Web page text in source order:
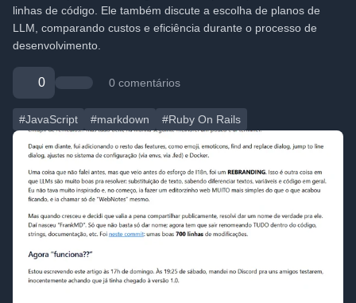
linhas de código. Ele também discute a escolha de planos de
LLM, comparando custos e eficiência durante o processo de
desenvolvimento.
0 0 comentários
#JavaScript #markdown #Ruby On Rails